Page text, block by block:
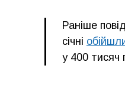
Раніше
січні
у 400 тисяч